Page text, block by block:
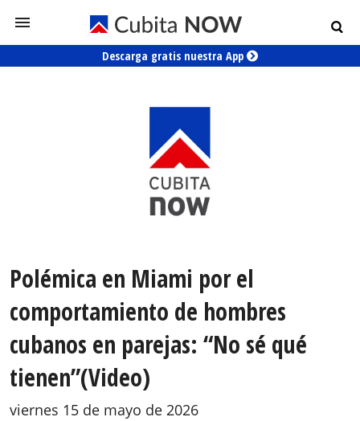
Descarga gratis nuestra App
Polémica en Miami por el
comportamiento de hombres
cubanos en parejas: “No sé qué
tienen”(Video)
viernes 15 de mayo de 2026